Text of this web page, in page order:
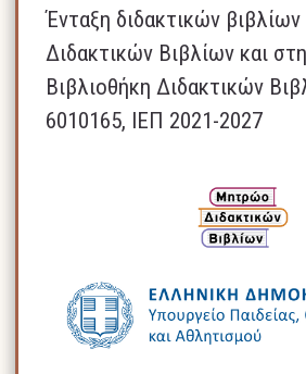
Ένταξη διδακτικών
Διδακτικών Βιβλίων και
Βιβλιοθήκη Διδακτικών
6010165, ΙΕΠ 2021-2027